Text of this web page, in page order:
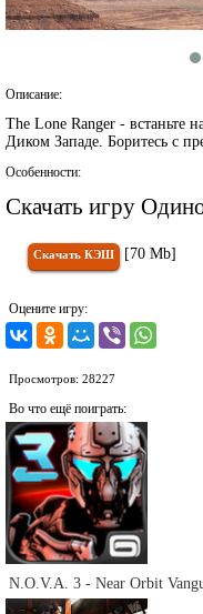
Описание:
The Lone Ranger - встаньте
Диком Западе. Боритесь с
Особенности:
Скачать игру
Скачать КЭШ [70 Mb]
Оцените игру:
Просмотров: 28227
Во что ещё поиграть:
N.O.V.A. 3 - Near Orbit